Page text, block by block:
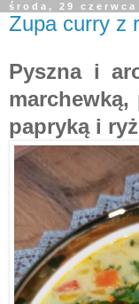
środa, 29 czerwca
Zupa curry z
Pyszna i
marchewką,
papryką i